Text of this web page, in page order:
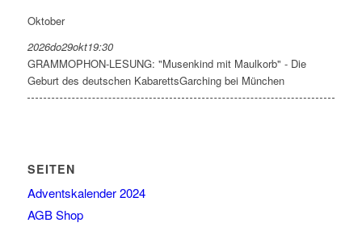
Oktober
2026do29okt19:30
GRAMMOPHON-LESUNG: "Musenkind mit Maulkorb" - Die
Geburt des deutschen KabarettsGarching bei München
SEITEN
Adventskalender 2024
AGB Shop